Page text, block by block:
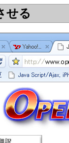
せる